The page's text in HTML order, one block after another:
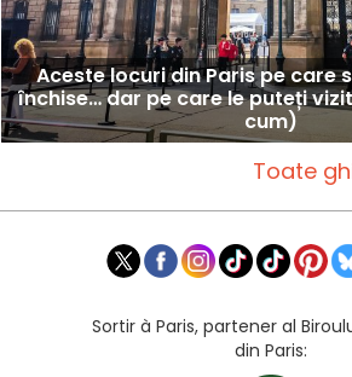
Aceste locuri din Paris pe care
închise… dar pe care le puteți
cum)
Toate
Sortir à Paris, partener al
din Paris: